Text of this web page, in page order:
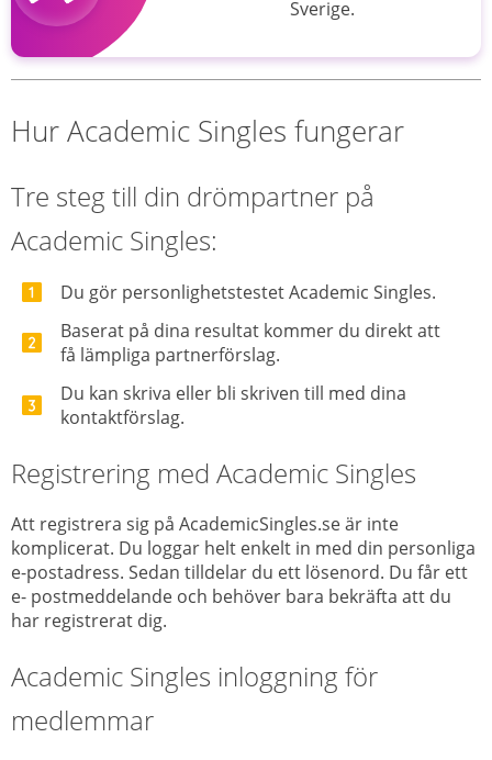
Sverige.
Hur Academic Singles fungerar
Tre steg till din drömpartner på
Academic Singles:
Du gör personlighetstestet Academic Singles.
Baserat på dina resultat kommer du direkt att
få lämpliga partnerförslag.
Du kan skriva eller bli skriven till med dina
kontaktförslag.
Registrering med Academic Singles
Att registrera sig på AcademicSingles.se är inte
komplicerat. Du loggar helt enkelt in med din personliga
e-postadress. Sedan tilldelar du ett lösenord. Du får ett
e- postmeddelande och behöver bara bekräfta att du
har registrerat dig.
Academic Singles inloggning för
medlemmar